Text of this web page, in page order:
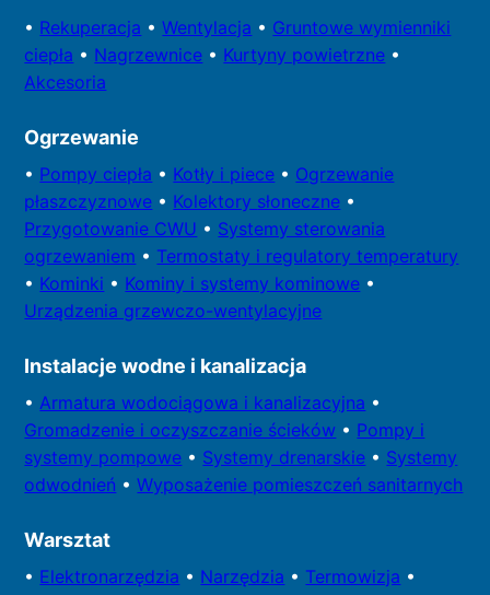
• Rekuperacja •Wentylacja • Gruntowe wymienniki
ciepła • Nagrzewnice • Kurtyny powietrzne •
Akcesoria
Ogrzewanie
• Pompy ciepła • Kotły i piece • Ogrzewanie
płaszczyznowe • Kolektory słoneczne •
Przygotowanie CWU • Systemy sterowania
ogrzewaniem • Termostaty i regulatory temperatury
• Kominki • Kominy i systemy kominowe •
Urządzenia grzewczo-wentylacyjne
Instalacje wodne i kanalizacja
•Armatura wodociągowa i kanalizacyjna •
Gromadzenie i oczyszczanie ścieków • Pompy i
systemy pompowe • Systemy drenarskie • Systemy
odwodnień •Wyposażenie pomieszczeń sanitarnych
Warsztat
• Elektronarzędzia • Narzędzia • Termowizja •